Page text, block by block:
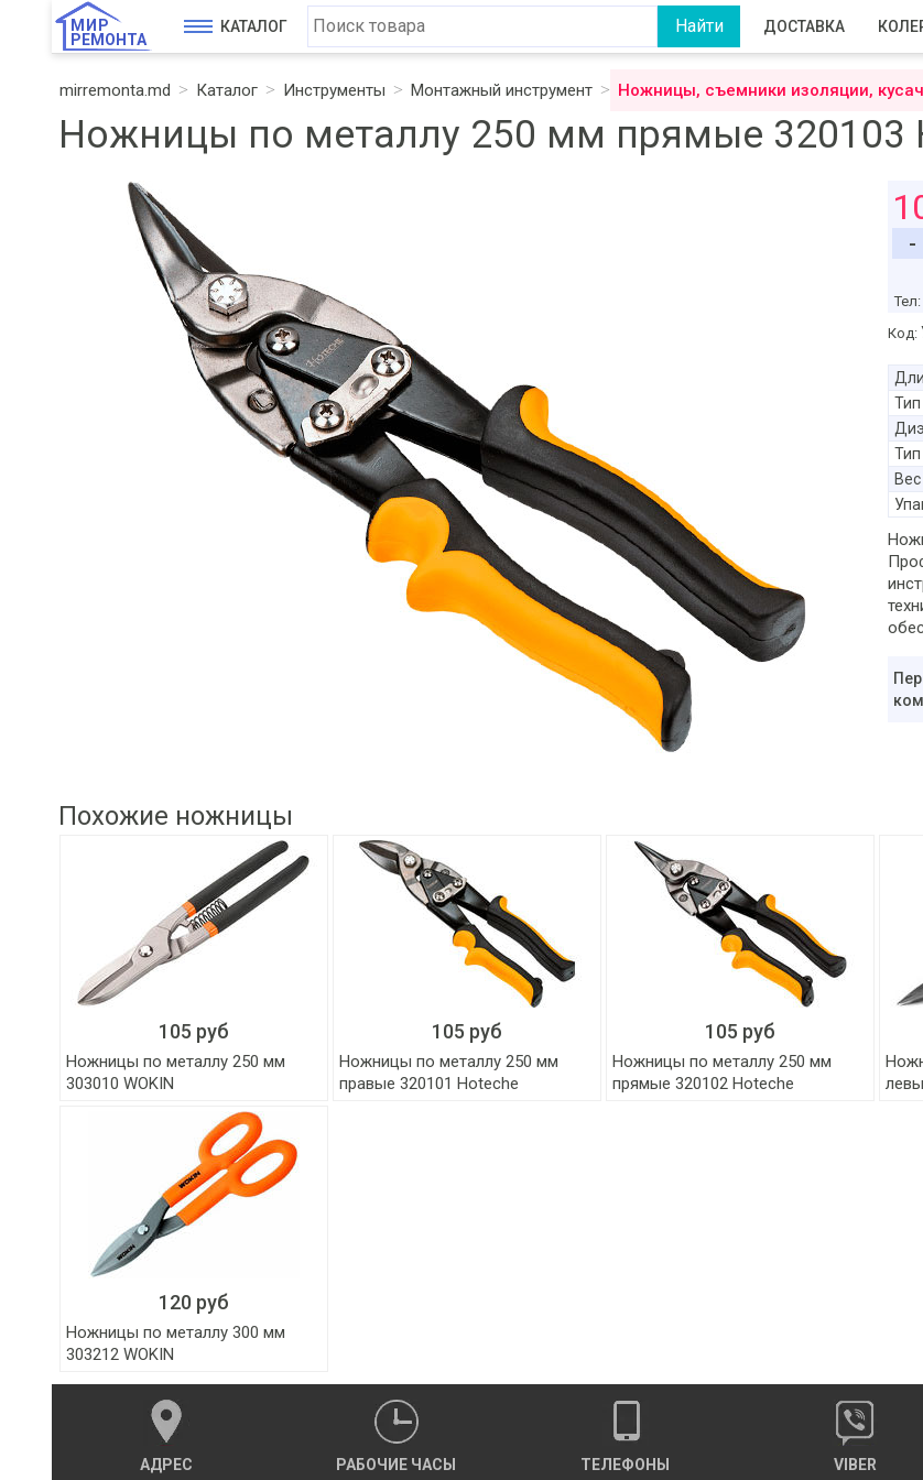
МИР
РЕМОНТА
КАТАЛОГ ДОСТАВКА
mirremonta.md Каталог Инструменты Монтажный инструмент Ножницы, съемники изоляции,
Ножницы по металлу 250 мм прямые 320103
-
Код:
Тип
Вес
Похожие ножницы
105 руб
Ножницы по металлу 250 мм
303010 WOKIN
105 руб
Ножницы по металлу 250 мм
правые 320101 Hoteche
105 руб
Ножницы по металлу 250 мм
прямые 320102 Hoteche
120 руб
Ножницы по металлу 300 мм
303212 WOKIN
АДРЕС РАБОЧИЕ ЧАСЫ ТЕЛЕФОНЫ VIBER